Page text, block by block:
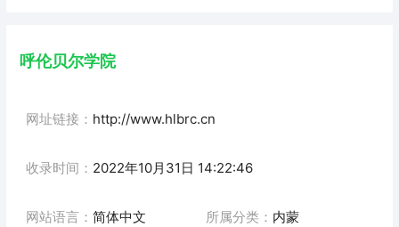
呼伦贝尔学院
网址链接： http://www.hlbrc.cn
收录时间： 2022年10月31日 14:22:46
网站语言： 简体中文 所属分类： 内蒙